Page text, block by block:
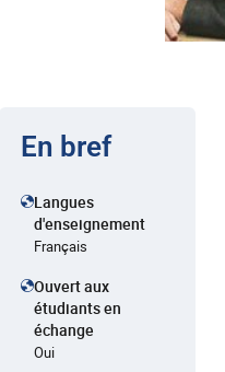
En bref
Langues
d'enseignement
Français
Ouvert aux
étudiants en
échange
Oui